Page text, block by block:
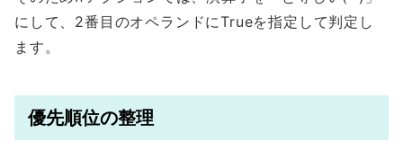
にして、2番目のオペランドにTrueを指定して判定し
ます。
優先順位の整理